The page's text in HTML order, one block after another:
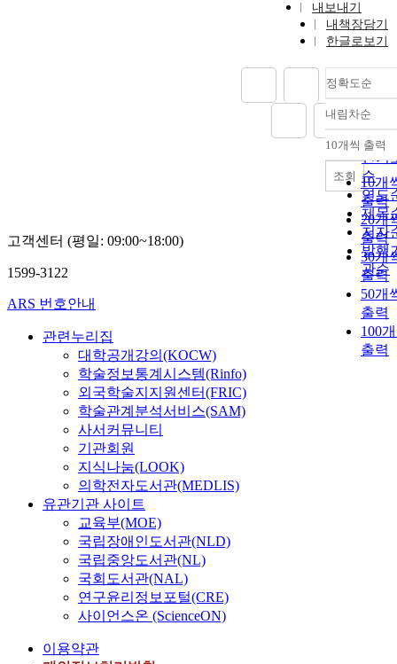
내보내기
내책장담기
한글로보기
정확도순
정확
순
인기
순
연도
제목
저자
발행
관순
내림차순
내림
10개씩 출력
10개
출력
20개
출력
30개
출력
50개
출력
100
출력
조회
고객센터 (평일: 09:00~18:00)
1599-3122
ARS 번호안내
관련누리집
대학공개강의(KOCW)
학술정보통계시스템(Rinfo)
외국학술지지원센터(FRIC)
학술관계분석서비스(SAM)
사서커뮤니티
기관회원
지식나눔(LOOK)
의학전자도서관(MEDLIS)
유관기관 사이트
교육부(MOE)
국립장애인도서관(NLD)
국립중앙도서관(NL)
국회도서관(NAL)
연구윤리정보포털(CRE)
사이언스온 (ScienceON)
이용약관